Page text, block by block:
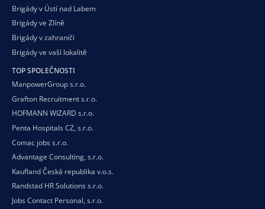
Brigády v Ústí nad Labem
Brigády ve Zlíně
Brigády v zahraničí
Brigády ve vaší lokalitě
TOP SPOLEČNOSTI
ManpowerGroup s.r.o.
Grafton Recruitment s.r.o.
HOFMANN WIZARD s.r.o.
Penta Hospitals CZ, s.r.o.
Comac jobs s.r.o.
Advantage Consulting, s.r.o.
Kaufland Česká republika v.o.s.
Randstad HR Solutions s.r.o.
Jobs Contact Personal, s.r.o.